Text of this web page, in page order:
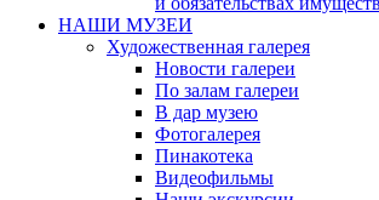
НАШИ МУЗЕИ
Художественная галерея
Новости галереи
По залам галереи
В дар музею
Фотогалерея
Пинакотека
Видеофильмы